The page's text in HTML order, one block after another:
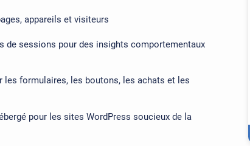
appareils et visiteurs
de sessions pour des insights comportementaux
les formulaires, les boutons, les achats et les
pour les sites WordPress soucieux de la